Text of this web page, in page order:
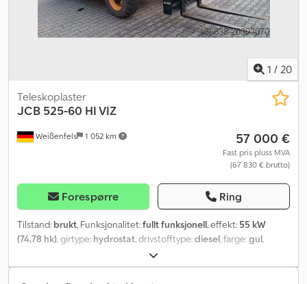
1 / 20
Weißenfels 1 052 km
Teleskoplaster
JCB 525-60 HI VIZ
57 000 €
Fast pris pluss MVA
(67 830 € brutto)
Forespørre Ring
Tilstand: brukt, Funksjonalitet:fullt funksjonell, effekt: 55 kW
(74,78 hk), girtype: hydrostat, drivstofftype:diesel, farge:gul,
6 000 mm
2022, maskin-/kjøretøynummer:2487158, Utstyr:UVV-